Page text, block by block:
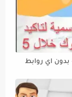
بدون اي روابط